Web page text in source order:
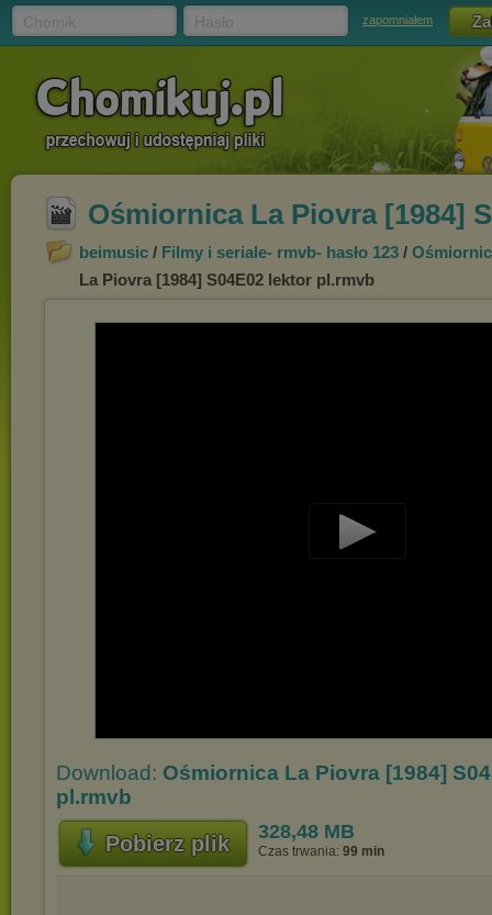
zapomniałem
Ośmiornica La Piovra [1984]
beimusic / Filmy i seriale- rmvb- hasło 123 /
La Piovra [1984] S04E02 lektor pl.rmvb
Download: Ośmiornica La Piovra [1984]
pl.rmvb
Pobierz plik 328,48 MB
Czas trwania: 99 min